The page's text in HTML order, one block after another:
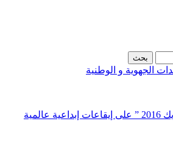
“تطوان فاشيون ويك 2016 ” على إيقاعات إبداعية عالمية